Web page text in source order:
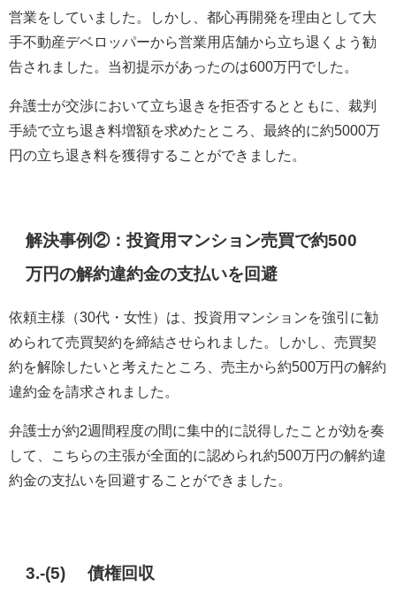
営業をしていました。しかし、都心再開発を理由として大
手不動産デベロッパーから営業用店舗から立ち退くよう勧
告されました。当初提示があったのは600万円でした。
弁護士が交渉において立ち退きを拒否するとともに、裁判
手続で立ち退き料増額を求めたところ、最終的に約5000万
円の立ち退き料を獲得することができました。
解決事例②：投資用マンション売買で約500
万円の解約違約金の支払いを回避
依頼主様（30代・女性）は、投資用マンションを強引に勧
められて売買契約を締結させられました。しかし、売買契
約を解除したいと考えたところ、売主から約500万円の解約
違約金を請求されました。
弁護士が約2週間程度の間に集中的に説得したことが効を奏
して、こちらの主張が全面的に認められ約500万円の解約違
約金の支払いを回避することができました。
3.-(5) 債権回収